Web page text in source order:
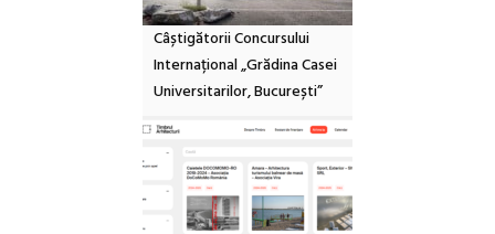
Câștigătorii Concursului
Internațional „Grădina Casei
Universitarilor, București”